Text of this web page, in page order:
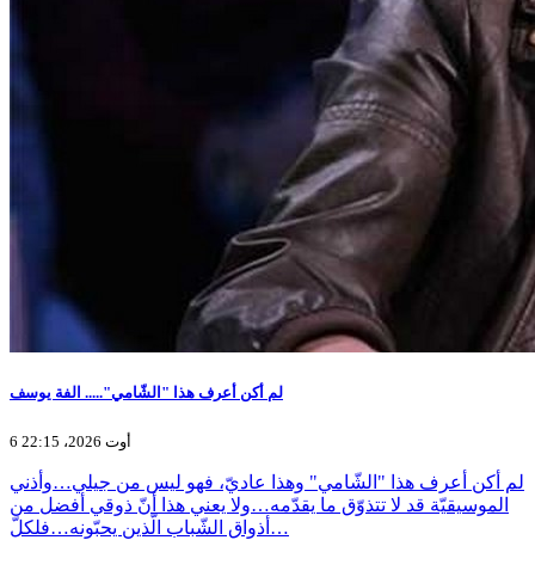
لم أكن أعرف هذا "الشّامي"..... الفة يوسف
6 أوت 2026، 22:15
لم أكن أعرف هذا "الشّامي" وهذا عاديّ، فهو ليس من جيلي…وأذني
الموسيقيّة قد لا تتذوّق ما يقدّمه…ولا يعني هذا أنّ ذوقي أفضل من
أذواق الشّباب الّذين يحبّونه…فلكلّ…